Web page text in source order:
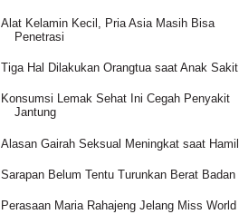
Alat Kelamin Kecil, Pria Asia Masih Bisa
Penetrasi
Tiga Hal Dilakukan Orangtua saat Anak Sakit
Konsumsi Lemak Sehat Ini Cegah Penyakit
Jantung
Alasan Gairah Seksual Meningkat saat Hamil
Sarapan Belum Tentu Turunkan Berat Badan
Perasaan Maria Rahajeng Jelang Miss World